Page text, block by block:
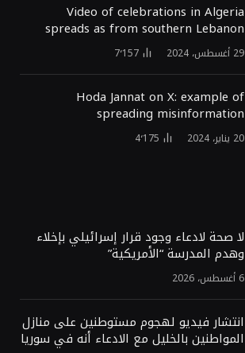
Video of celebrations in Algeria
spreads as from southern Lebanon
29 أغسطس، 2024 7٬157
Hoda Jannat on X: example of
spreading misinformation
20 يناير، 2024 4٬175
لا صحة لادعاء وجود قرار إسرائيلي بإخلاء
وهدم المدرسة “الأمريكية”
6 أغسطس، 2026
انتشار فيديو لهجوم مستوطنين على منازل
المواطنين بالخليل مع الادعاء أنه في سوريا